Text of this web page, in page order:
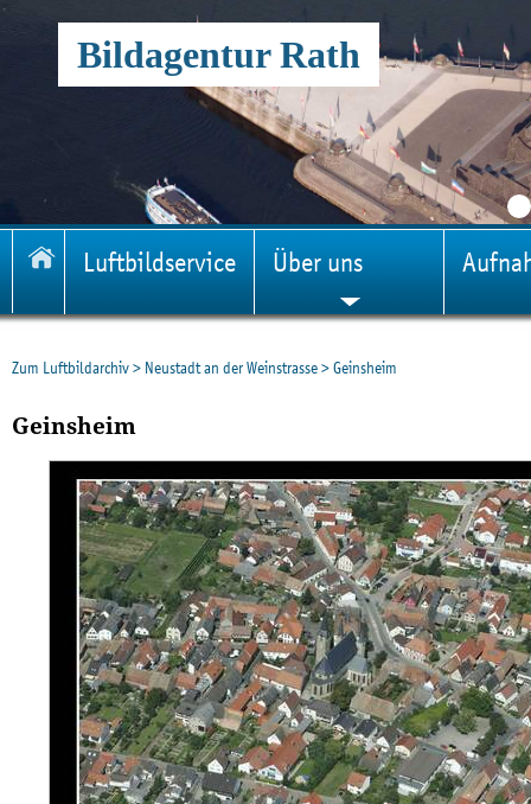
Bildagentur Rath
Luftbildservice Über uns
Zum Luftbildarchiv> Neustadt an der Weinstrasse>Geinsheim
Geinsheim